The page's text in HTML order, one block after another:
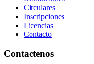
Circulares
Inscripciones
Licencias
Contacto
Contactenos